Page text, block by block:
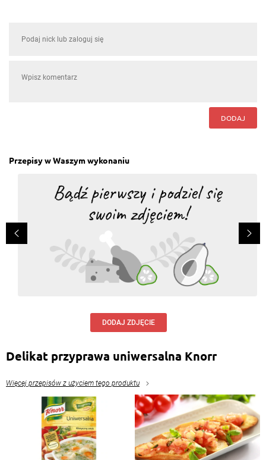
DODAJ
Przepisy w Waszym wykonaniu
DODAJ ZDJĘCIE
Delikat przyprawa uniwersalna Knorr
Więcej przepisów z użyciem tego produktu